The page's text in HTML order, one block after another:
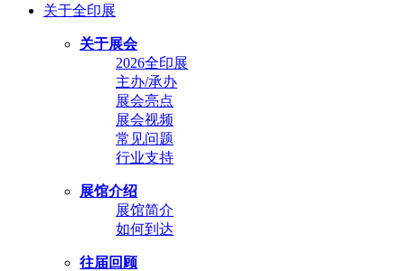
关于全印展
关于展会
2026全印展
主办/承办
展会亮点
展会视频
常见问题
行业支持
展馆介绍
展馆简介
如何到达
往届回顾